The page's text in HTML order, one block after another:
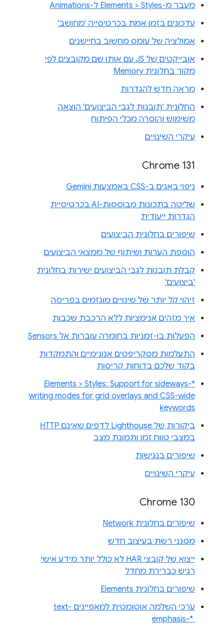
מעבר מ-Elements > Styles ל-Animations
עדכונים בזמן אמת בכרטיסייה 'מחושב'
אמולציה של עומס מחשוב בחיישנים
אובייקטים של JS עם אותו שם מקובצים לפי
מקור בחלונית Memory
מראה חדש להגדרות
החלונית 'תובנות לגבי הביצועים' הוצאה
משימוש והוסרה מכלי הפיתוח
עיקרי השינויים
Chrome 131
ניפוי באגים ב-CSS באמצעות Gemini
שליטה בתכונות מבוססות-AI בכרטיסיית
הגדרות ייעודית
שיפורים בחלונית הביצועים
הוספת הערות ושיתוף של ממצאי הביצועים
קבלת תובנות לגבי הביצועים ישירות בחלונית
'ביצועים'
זיהוי קל יותר של שינויים מוגזמים בפריסה
איך מזהים אנימציות ללא הרכבת שכבות
הפעלות בו-זמניות בחומרה עוברות אל Sensors
התעלמות מסקריפטים אנונימיים והתמקדות
בקוד שלכם בדוחות קריסות
Elements > Styles: Support for sideways-*
writing modes for grid overlays and CSS-wide
keywords
ביקורות של Lighthouse לדפים שאינם HTTP
במצבי טווח זמן ותמונת מצב
שיפורים בנגישות
עיקרי השינויים
Chrome 130
שיפורים בחלונית Network
מסנני רשת בעיצוב חדש
ייצוא של קובצי HAR לא כולל יותר מידע אישי
רגיש כברירת מחדל
שיפורים בחלונית Elements
ערכי השלמה אוטומטית למאפיינים text-
emphasis-* ‎